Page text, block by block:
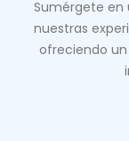
Sumérgete en
nuestras
ofreciendo